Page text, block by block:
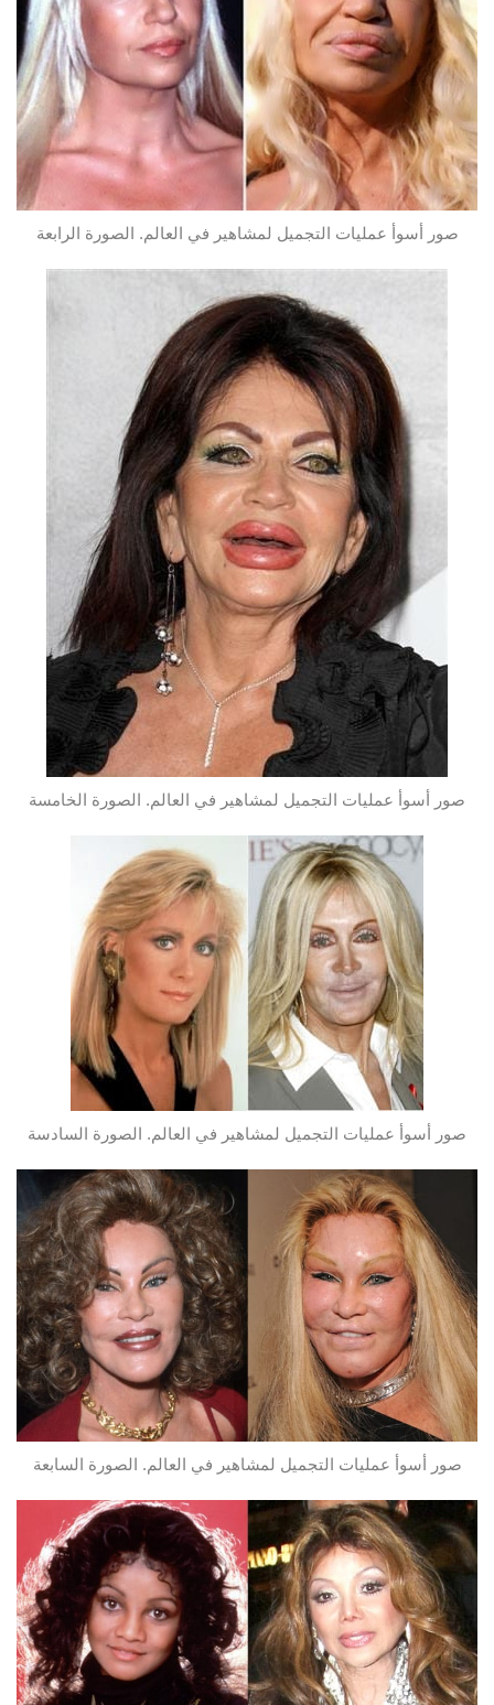
صور أسوأ عمليات التجميل لمشاهير في العالم. الصورة الرابعة
صور أسوأ عمليات التجميل لمشاهير في العالم. الصورة الخامسة
صور أسوأ عمليات التجميل لمشاهير في العالم. الصورة السادسة
صور أسوأ عمليات التجميل لمشاهير في العالم. الصورة السابعة